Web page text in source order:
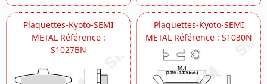
Plaquettes-Kyoto-SEMI
METAL Référence :
S1027BN
Plaquettes-Kyoto-SEMI
METAL Référence : S1030N